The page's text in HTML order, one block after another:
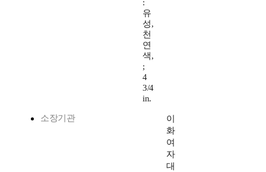
:
유
성,
천
연
색,
;
4
3/4
in.
소장기관
이
화
여
자
대